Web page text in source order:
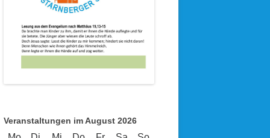
Veranstaltungen im August 2026